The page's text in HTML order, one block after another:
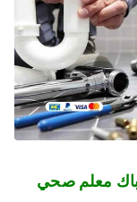
/ فني سباك معلم صحي